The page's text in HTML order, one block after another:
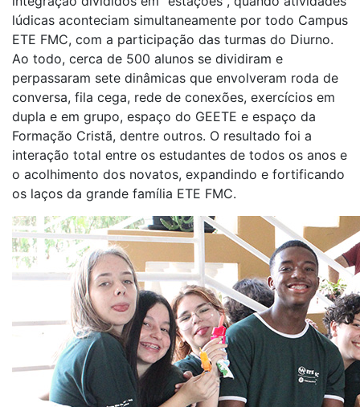
lúdicas aconteciam simultaneamente por todo Campus
ETE FMC, com a participação das turmas do Diurno.
Ao todo, cerca de 500 alunos se dividiram e
perpassaram sete dinâmicas que envolveram roda de
conversa, fila cega, rede de conexões, exercícios em
dupla e em grupo, espaço do GEETE e espaço da
Formação Cristã, dentre outros. O resultado foi a
interação total entre os estudantes de todos os anos e
o acolhimento dos novatos, expandindo e fortificando
os laços da grande família ETE FMC.